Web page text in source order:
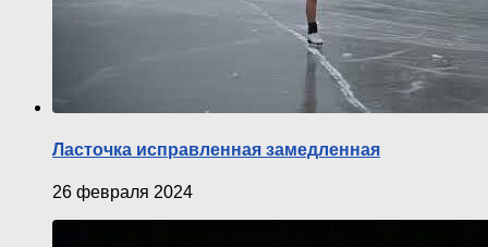
Ласточка исправленная замедленная
26 февраля 2024